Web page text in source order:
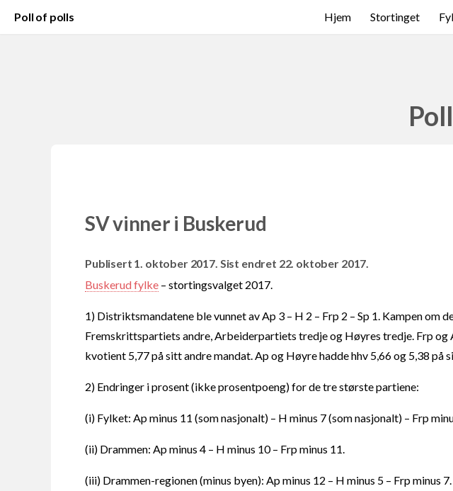
Poll of polls Hjem Stortinget
SV vinner i Buskerud
Publisert 1. oktober 2017. Sist endret 22. oktober 2017.
Buskerud fylke – stortingsvalget 2017.
1) Distriktsmandatene ble vunnet av Ap 3 – H 2 – Frp 2 – Sp 1. Kampen om
Fremskrittspartiets andre, Arbeiderpartiets tredje og Høyres tredje. Frp og
kvotient 5,77 på sitt andre mandat. Ap og Høyre hadde hhv 5,66 og 5,38 på
2) Endringer i prosent (ikke prosentpoeng) for de tre største partiene:
(i) Fylket: Ap minus 11 (som nasjonalt) – H minus 7 (som nasjonalt) – Frp
(ii) Drammen: Ap minus 4 – H minus 10 – Frp minus 11.
(iii) Drammen-regionen (minus byen): Ap minus 12 – H minus 5 – Frp minus 7.